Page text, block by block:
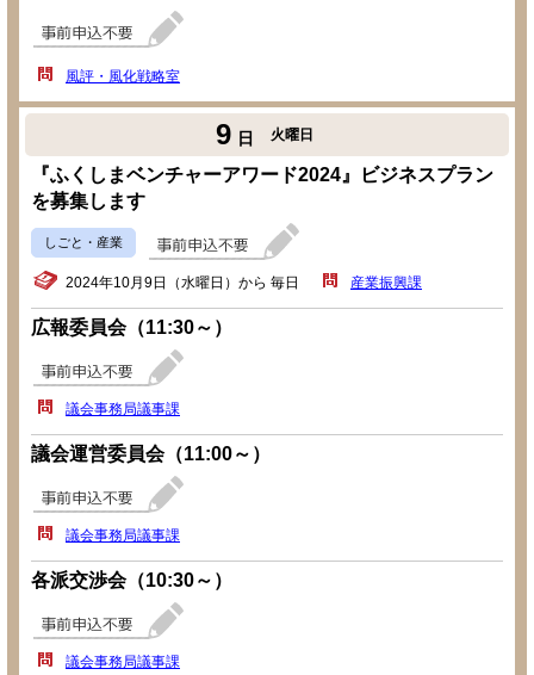
風評・風化戦略室
9 日 火曜日
『ふくしまベンチャーアワード2024』ビジネスプラン
を募集します
しごと・産業
2024年10月9日（水曜日）から 毎日 産業振興課
広報委員会（11:30～）
議会事務局議事課
議会運営委員会（11:00～）
議会事務局議事課
各派交渉会（10:30～）
議会事務局議事課